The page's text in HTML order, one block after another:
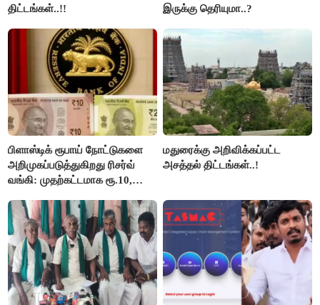
திட்டங்கள்..!!
இருக்கு தெரியுமா..?
பிளாஸ்டிக் ரூபாய் நோட்டுகளை
அறிமுகப்படுத்துகிறது ரிசர்வ்
வங்கி: முதற்கட்டமாக ரூ.10,
மதுரைக்கு அறிவிக்கப்பட்ட
அசத்தல் திட்டங்கள்..!